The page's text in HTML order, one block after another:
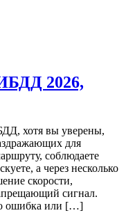
2026,
хотя вы уверены,
для
соблюдаете
а через несколько
скорости,
сигнал.
ошибка или […]